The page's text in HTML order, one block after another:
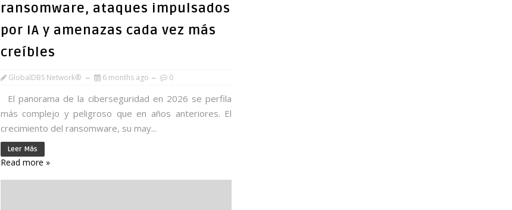
ransomware, ataques impulsados
por IA y amenazas cada vez más
creíbles
GlobalDBS Network® 6 months ago 0
El panorama de la ciberseguridad en 2026 se perfila
más complejo y peligroso que en años anteriores. El
crecimiento del ransomware, su may...
Leer Más
Read more »